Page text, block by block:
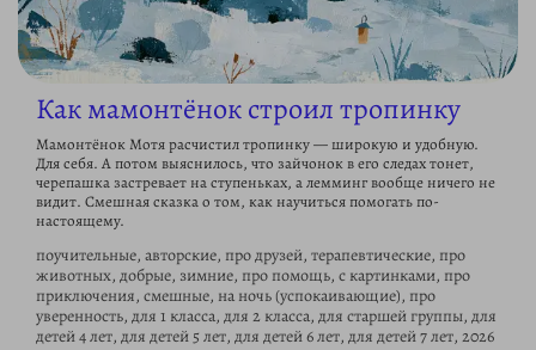
Как мамонтёнок строил тропинку
Мамонтёнок Мотя расчистил тропинку — широкую и удобную.
Для себя. А потом выяснилось, что зайчонок в его следах тонет,
черепашка застревает на ступеньках, а лемминг вообще ничего не
видит. Смешная сказка о том, как научиться помогать по-
настоящему.
поучительные, авторские, про друзей, терапевтические, про
животных, добрые, зимние, про помощь, с картинками, про
приключения, смешные, на ночь (успокаивающие), про
уверенность, для 1 класса, для 2 класса, для старшей группы, для
детей 4 лет, для детей 5 лет, для детей 6 лет, для детей 7 лет, 2026